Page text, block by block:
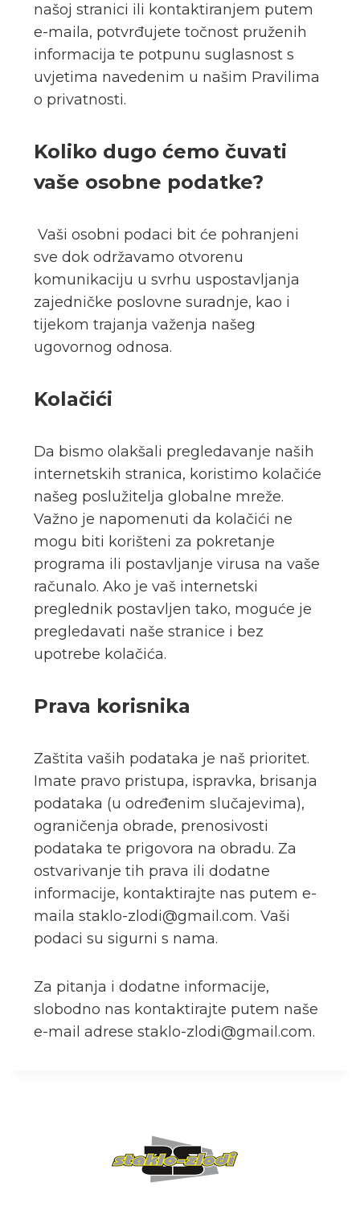
našoj stranici ili kontaktiranjem putem
e-maila, potvrđujete točnost pruženih
informacija te potpunu suglasnost s
uvjetima navedenim u našim Pravilima
o privatnosti.
Koliko dugo ćemo čuvati
vaše osobne podatke?
Vaši osobni podaci bit će pohranjeni
sve dok održavamo otvorenu
komunikaciju u svrhu uspostavljanja
zajedničke poslovne suradnje, kao i
tijekom trajanja važenja našeg
ugovornog odnosa.
Kolačići
Da bismo olakšali pregledavanje naših
internetskih stranica, koristimo kolačiće
našeg poslužitelja globalne mreže.
Važno je napomenuti da kolačići ne
mogu biti korišteni za pokretanje
programa ili postavljanje virusa na vaše
računalo. Ako je vaš internetski
preglednik postavljen tako, moguće je
pregledavati naše stranice i bez
upotrebe kolačića.
Prava korisnika
Zaštita vaših podataka je naš prioritet.
Imate pravo pristupa, ispravka, brisanja
podataka (u određenim slučajevima),
ograničenja obrade, prenosivosti
podataka te prigovora na obradu. Za
ostvarivanje tih prava ili dodatne
informacije, kontaktirajte nas putem e-
maila staklo-zlodi@gmail.com. Vaši
podaci su sigurni s nama.
Za pitanja i dodatne informacije,
slobodno nas kontaktirajte putem naše
e-mail adrese staklo-zlodi@gmail.com.